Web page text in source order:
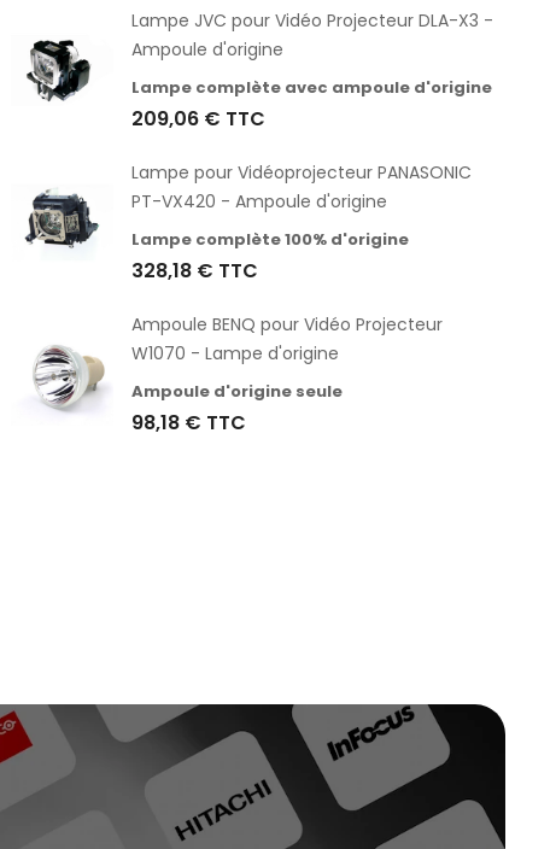
Lampe JVC pour Vidéo Projecteur DLA-X3 -
Ampoule d'origine
Lampe complète avec ampoule d'origine
209,06 € TTC
Lampe pour Vidéoprojecteur PANASONIC
PT-VX420 - Ampoule d'origine
Lampe complète 100% d'origine
328,18 € TTC
Ampoule BENQ pour Vidéo Projecteur
W1070 - Lampe d'origine
Ampoule d'origine seule
98,18 € TTC